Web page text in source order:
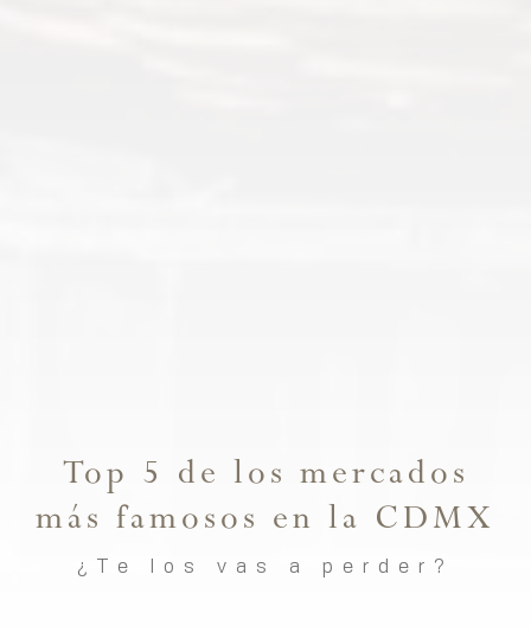
Top 5 de los mercados
más famosos en la CDMX
¿Te los vas a perder?